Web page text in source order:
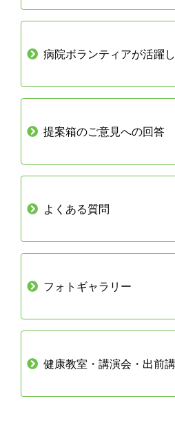
病院ボランティアが活躍
提案箱のご意見への回答
よくある質問
フォトギャラリー
健康教室・講演会・出前